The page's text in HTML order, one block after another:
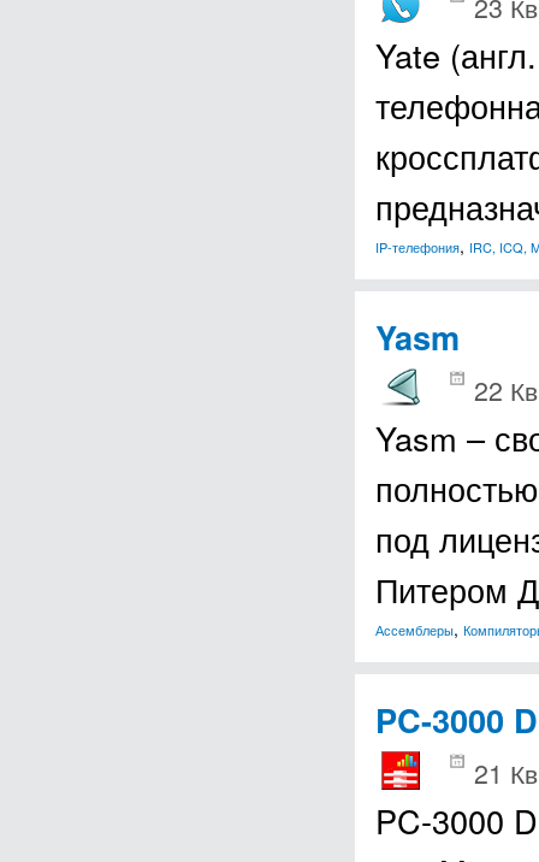
Yate
IP-телефония, IRC, ICQ,
Yasm
22
Yasm –
под
Питером
Ассемблеры,
PC-3000
21
PC-3000